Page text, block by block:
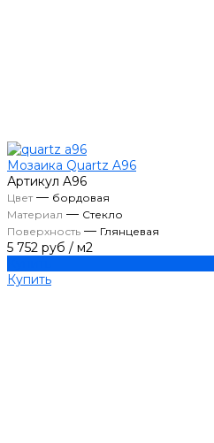
Мозаика Quartz A96
Артикул A96
Цвет— бордовая
Материал — Стекло
Поверхность — Глянцевая
5 752 руб / м2
Купить